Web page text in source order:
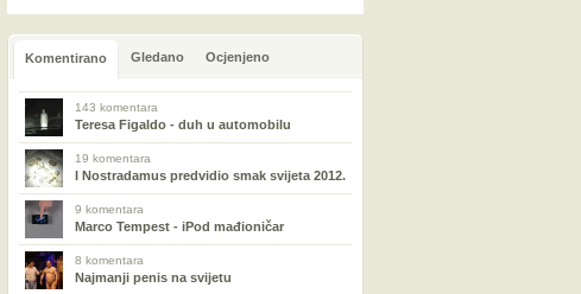
Komentirano Gledano Ocjenjeno
143 komentara
Teresa Figaldo - duh u automobilu
19 komentara
I Nostradamus predvidio smak svijeta 2012.
9 komentara
Marco Tempest - iPod mađioničar
8 komentara
Najmanji penis na svijetu